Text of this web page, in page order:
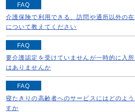
続きを読む
介護保険で利用できる、通所や短期
スには、以下のようなものがありま
イサービス）》 事業所に通い、入浴
クリエーション指導などが受けられ
続きを読む
FAQ
介護保険で利用できる、訪問や通所以外の
について教えてください
介護保険で利用できる、訪問や通所
護サービスには、以下のようなもの
施設入居者生活介護（有料老人ホー
有料老人ホームなどからサービスを
続きを読む
FAQ
要介護認定を受けていませんが一時的に入
はありませんか
《生活支援型ショートステイ》 高
の介護を一時的に受けられないとき
短期間宿泊することができます。 ［
FAQ
寝たきりの高齢者へのサービスにはどのよ
すか